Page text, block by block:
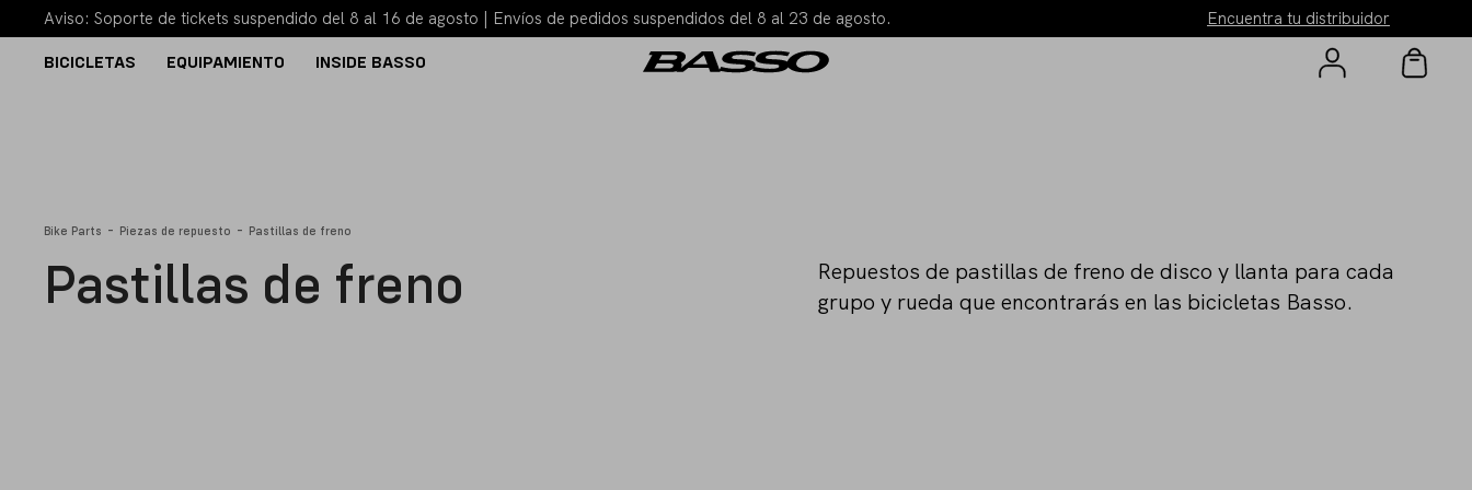
Aviso: Soporte de tickets suspendido del 8 al 16 de agosto | Envíos de pedidos suspendidos del 8 al 23 de agosto.
Encuentra tu distribuidor
BICICLETAS
EQUIPAMIENTO INSIDE BASSO
Bike Parts - Piezas de repuesto - Pastillas de freno
Pastillas de freno
Repuestos de pastillas de freno de disco y llanta para cada
grupo y rueda que encontrarás en las bicicletas Basso.